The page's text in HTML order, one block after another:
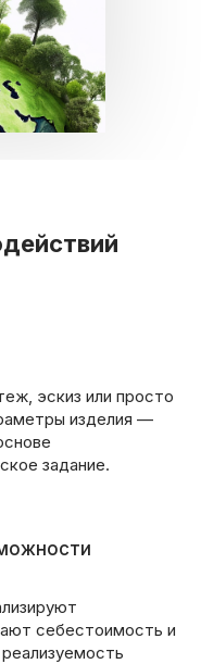
эскиз или просто
изделия —
задание.
себестоимость и